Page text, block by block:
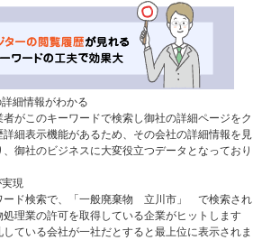
細情報がわかる
がこのキーワードで検索し御社の詳細ページをク
細表示機能があるため、その会社の詳細情報を見
御社のビジネスに大変役立つデータとなっており
現
ード検索で、「一般廃棄物 立川市」 で検索され
理業の許可を取得している企業がヒットします
ている会社が一社だとすると最上位に表示されま